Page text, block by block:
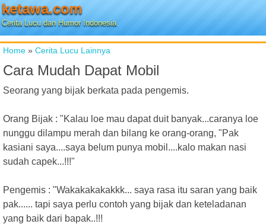
ketawa.com
Cerita Lucu dan Humor Indonesia
Home » Cerita Lucu Lainnya
Cara Mudah Dapat Mobil
Seorang yang bijak berkata pada pengemis.
Orang Bijak : "Kalau loe mau dapat duit banyak...caranya loe
nunggu dilampu merah dan bilang ke orang-orang, "Pak
kasiani saya....saya belum punya mobil....kalo makan nasi
sudah capek...!!!"
Pengemis : "Wakakakakakkk... saya rasa itu saran yang baik
pak...... tapi saya perlu contoh yang bijak dan keteladanan
yang baik dari bapak..!!!